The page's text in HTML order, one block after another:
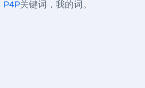
P4P关键词，我的词。